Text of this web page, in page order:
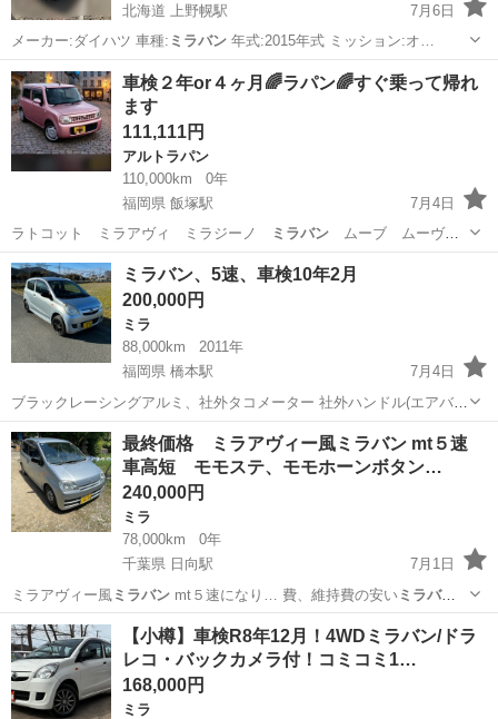
北海道 上野幌駅
7月6日
メーカー:ダイハツ 車種: ミラバン年式:2015年式 ミッション:オ…
北海道 札幌市 上野幌駅 ダイハツ
車検２年or４ヶ月🌈ラパン🌈すぐ乗って帰れ
ます
111,111円
アルトラパン
110,000km
0年
福岡県 飯塚駅
7月4日
ラトコット ミラアヴィ ミラジーノ
ミラバンムーブ ムーヴ
ムーブカスタム ム…
福岡 飯塚市 アルトラパン
ミラバン、5速、車検10年2月
200,000円
ミラ
88,000km
2011年
福岡県 橋本駅
7月4日
ブラックレーシングアルミ、社外タコメーター 社外ハンドル(エアバッ
グ警告灯点灯無し) ダイハツ純正DVDオーディオ、ETC ミラカスタム
用リヤスポイラー、サイドステップ、 テールランプ、リヤバンパー ク
ラッチ滑りなし、エアコ...
福岡 福岡市 橋本駅 ミラバン
最終価格 ミラアヴィー風ミラバン mt５速
車高短 モモステ、モモホーンボタン…
240,000円
ミラ
78,000km
0年
千葉県 日向駅
7月1日
ミラアヴィー風ミラバンmt５速になり… 費、維持費の安いミラバン
mt５速いかが…
千葉 山武市 日向駅 ミラ ミラバン
【小樽】車検R8年12月！4WDミラバン/ドラ
レコ・バックカメラ付！コミコミ1…
168,000円
ミラ